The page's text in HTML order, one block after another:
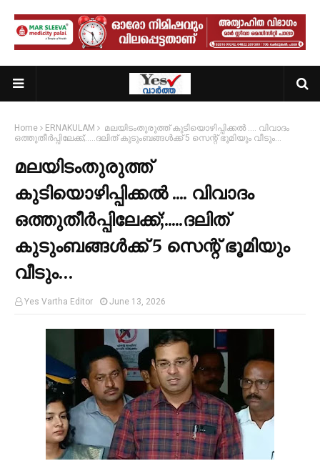
Home ERNAKULAM
മലയിടംതുരുത്ത് കുടിയൊഴിപ്പിക്കൽ .... വിവാദം
ഒത്തുതീർപ്പിലേക്ക്;.....ദലിത് കുടുംബങ്ങൾക്ക് 5 സെന്റ് ഭൂമിയും വീടും…
മലയിടംതുരുത്ത്
കുടിയൊഴിപ്പിക്കൽ .... വിവാദം
ഒത്തുതീർപ്പിലേക്ക്;.....ദലിത്
കുടുംബങ്ങൾക്ക് 5 സെന്റ് ഭൂമിയും
വീടും…
Yes Vartha Editor June 13, 2026